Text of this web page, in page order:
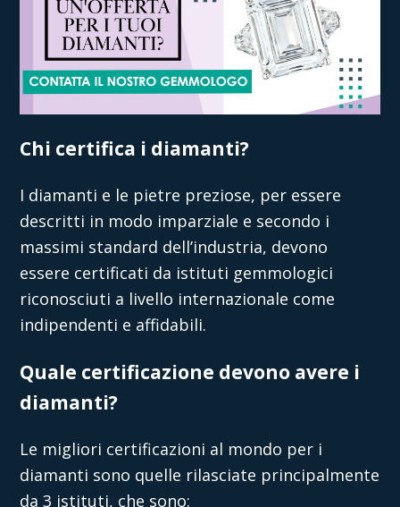
Chi certifica i diamanti?
I diamanti e le pietre preziose, per essere
descritti in modo imparziale e secondo i
massimi standard dell’industria, devono
essere certificati da istituti gemmologici
riconosciuti a livello internazionale come
indipendenti e affidabili.
Quale certificazione devono avere i
diamanti?
Le migliori certificazioni al mondo per i
diamanti sono quelle rilasciate principalmente
da 3 istituti, che sono: